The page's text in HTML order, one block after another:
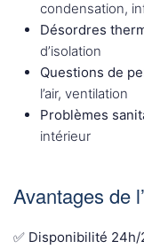
condensation,
Désordres
d’isolation
Questions de
l’air, ventilation
Problèmes
intérieur
Avantages de
✅ Disponibilité 24h/